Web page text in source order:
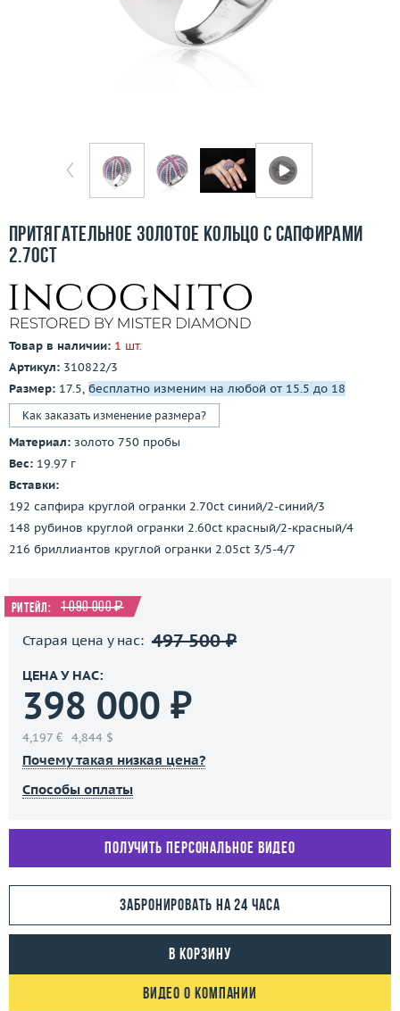
Бесплатная доставка
Контакты
Притягательное золотое кольцо с сапфирами
2.70ct
Товар в наличии: 1 шт.
Артикул: 310822/3
Размер: 17.5, бесплатно изменим на любой от 15.5 до 18
Как заказать изменение размера?
Материал: золото 750 пробы
Вес: 19.97 г
Вставки:
192 сапфира круглой огранки 2.70ct синий/2-синий/3
148 рубинов круглой огранки 2.60ct красный/2-красный/4
216 бриллиантов круглой огранки 2.05ct 3/5-4/7
Ритейл: 1 090 000 ₽
Старая цена у нас: 497 500 ₽
ЦЕНА У НАС:
398 000 ₽
4,197 € 4,844 $
Почему такая низкая цена?
Способы оплаты
Получить персональное видео
Забронировать на 24 часа
В корзину
Видео о компании